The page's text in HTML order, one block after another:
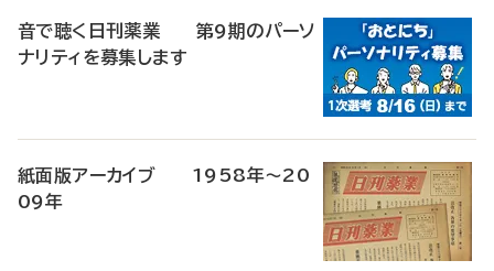
音で聴く日刊薬業 第9期のパーソ
ナリティを募集します
紙面版アーカイブ 1958年～20
09年